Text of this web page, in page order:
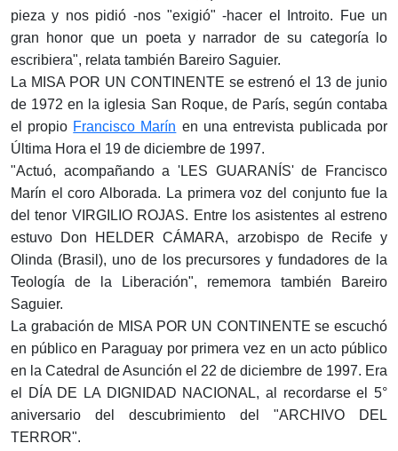
pieza y nos pidió -nos "exigió" -hacer el Introito. Fue un
gran honor que un poeta y narrador de su categoría lo
escribiera", relata también Bareiro Saguier.
La MISA POR UN CONTINENTE se estrenó el 13 de junio
de 1972 en la iglesia San Roque, de París, según contaba
el propio Francisco Marín en una entrevista publicada por
Última Hora el 19 de diciembre de 1997.
"Actuó, acompañando a 'LES GUARANÍS' de Francisco
Marín el coro Alborada. La primera voz del conjunto fue la
del tenor VIRGILIO ROJAS. Entre los asistentes al estreno
estuvo Don HELDER CÁMARA, arzobispo de Recife y
Olinda (Brasil), uno de los precursores y fundadores de la
Teología de la Liberación", rememora también Bareiro
Saguier.
La grabación de MISA POR UN CONTINENTE se escuchó
en público en Paraguay por primera vez en un acto público
en la Catedral de Asunción el 22 de diciembre de 1997. Era
el DÍA DE LA DIGNIDAD NACIONAL, al recordarse el 5°
aniversario del descubrimiento del "ARCHIVO DEL
TERROR".